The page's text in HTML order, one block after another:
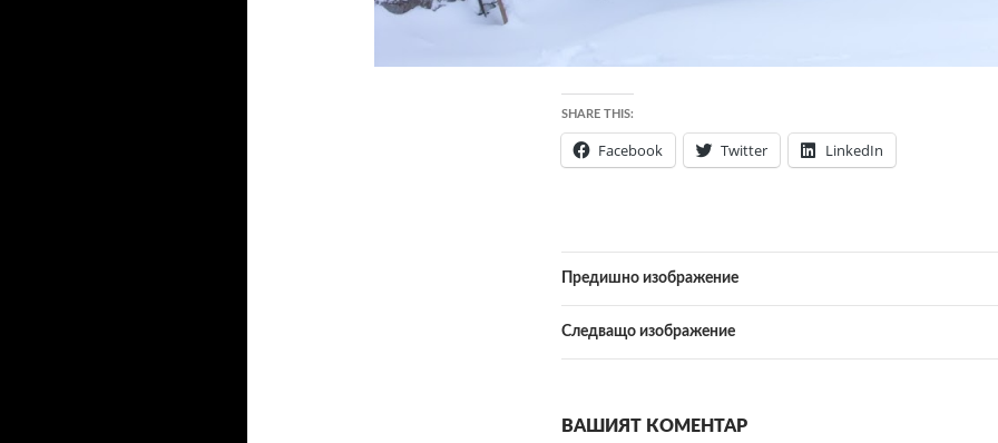
SHARE THIS:
Facebook Twitter LinkedIn
Предишно изображение
Следващо изображение
ВАШИЯТ КОМЕНТАР